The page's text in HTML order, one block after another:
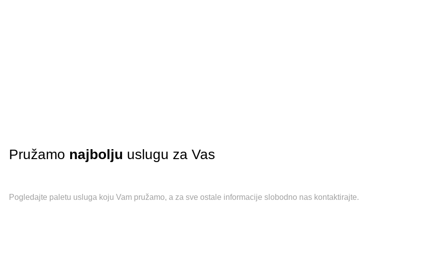
Pružamo najbolju uslugu za Vas
Pogledajte paletu usluga koju Vam pružamo, a za sve ostale informacije slobodno nas kontaktirajte.